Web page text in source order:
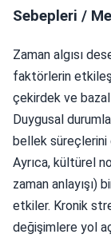
Sebepleri /
Zaman algısı
faktörlerin
çekirdek ve
Duygusal
bellek süreçlerini
Ayrıca, kültürel
zaman anlayışı)
etkiler. Kronik
değişimlere yol